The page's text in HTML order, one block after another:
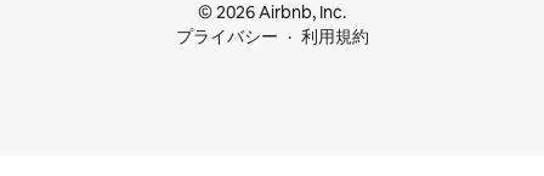
© 2026 Airbnb, Inc.
プライバシー
利用規約